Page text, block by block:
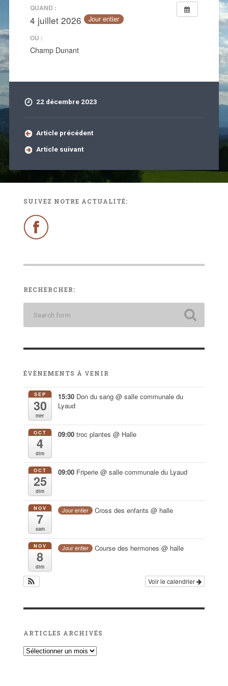
QUAND :
4 juillet 2026 Jour entier
OÙ :
Champ Dunant
22 décembre 2023
Article précédent
Article suivant
SUIVEZ NOTRE ACTUALITÉ:
RECHERCHER:
ÉVÈNEMENTS À VENIR
SEP
30
mer
15:30 Don du sang@ salle communale du
Lyaud
OCT
4
dim
09:00troc plantes@ Halle
OCT
25
dim
09:00 Friperie@ salle communale du Lyaud
NOV
7
sam
Jour entier Cross des enfants @ halle
NOV
8
dim
Jour entier Course des hermones @ halle
Voir le calendrier
ARTICLES ARCHIVÉS